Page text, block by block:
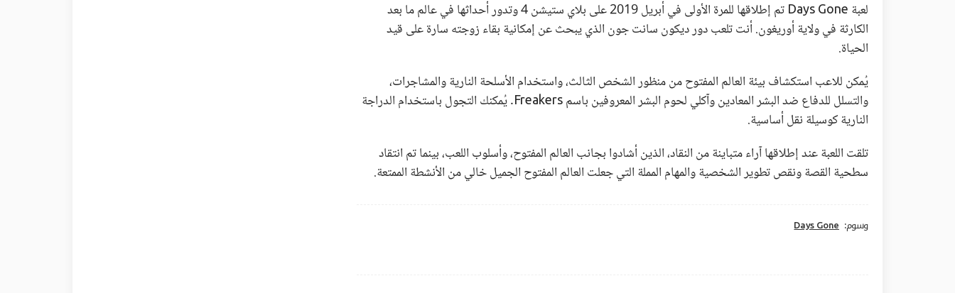
لعبة Days Gone تم إطلاقها للمرة الأولى في أبريل 2019 على بلاي ستيشن 4 وتدور أحداثها في عالم ما بعد
الكارثة في ولاية أوريغون. أنت تلعب دور ديكون سانت جون الذي يبحث عن إمكانية بقاء زوجته سارة على قيد
الحياة.
يُمكن للاعب استكشاف بيئة العالم المفتوح من منظور الشخص الثالث، واستخدام الأسلحة النارية والمشاجرات،
والتسلل للدفاع ضد البشر المعادين وآكلي لحوم البشر المعروفين باسم Freakers. يُمكنك التجول باستخدام الدراجة
النارية كوسيلة نقل أساسية.
تلقت اللعبة عند إطلاقها آراء متباينة من النقاد، الذين أشادوا بجانب العالم المفتوح، وأسلوب اللعب، بينما تم انتقاد
سطحية القصة ونقص تطوير الشخصية والمهام المملة التي جعلت العالم المفتوح الجميل خالي من الأنشطة الممتعة.
وسوم: Days Gone